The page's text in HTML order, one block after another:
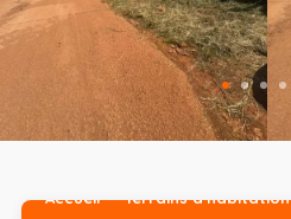
Accueil Terrains d'habitation